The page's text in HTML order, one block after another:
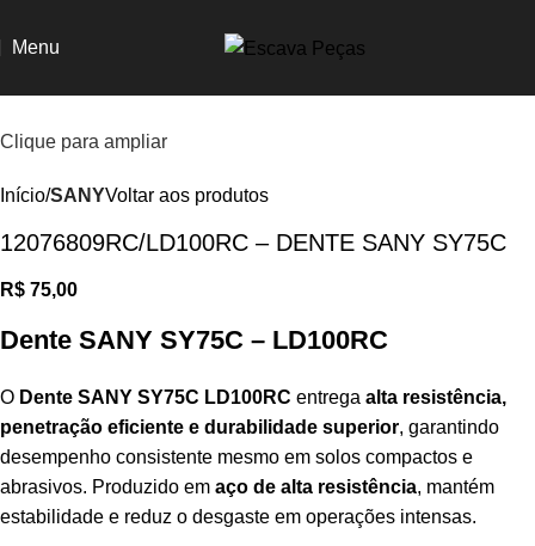
Menu
Clique para ampliar
Início SANYVoltar aos produtos
12076809RC/LD100RC – DENTE SANY SY75C
R$ 75,00
Dente SANY SY75C – LD100RC
O Dente SANY SY75C LD100RC entrega alta resistência,
penetração eficiente e durabilidade superior, garantindo
desempenho consistente mesmo em solos compactos e
abrasivos. Produzido em aço de alta resistência, mantém
estabilidade e reduz o desgaste em operações intensas.